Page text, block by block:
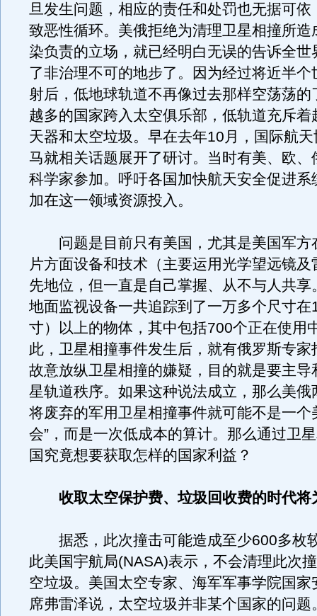
旦发生问题，相应的责任和处罚也无据可依
致恶性循环。美俄拒绝为清理卫星相撞所造
染负责的立场，就已经明白无误的告诉全世
了非治理不可的地步了。因为经过将近半个
射后，低地球轨道不再像过去那样空荡荡的
越多的国家跨入太空俱乐部，低轨道充斥着
天器和太空垃圾。早在去年10月，国际航
马就相关话题展开了研讨。当时有美、欧、
科学家参加。呼吁各国加快航天安全促进系
加在这一领域资源投入。
问题是目前只有美国，尤其是美国军方
片方面设备和技术（主要运用光学望远镜及
先地位，但一直是自己掌握、从不与人共享
地面监视设备一共追踪到了一万多个尺寸在
寸）以上的物体，其中包括700个正在使用
此，卫星相撞事件发生后，就有俄罗斯专家
故意放纵卫星相撞的嫌疑，目的就是要主导
星轨道秩序。如果这种说法成立，那么美俄
将废弃的军用卫星相撞事件就可能不是一个
会”，而是一次低成本的算计。那么通过卫
国究竟想要获取怎样的国家利益？
收取太空保护费、垃圾回收费的时代将
据悉，此次撞击可能造成至少600多枚
此美国宇航局(NASA)表示，不会清理此次
空垃圾。美国太空专家、海军军事学院国家
席弗雷泽说，太空垃圾并非某个国家的问题